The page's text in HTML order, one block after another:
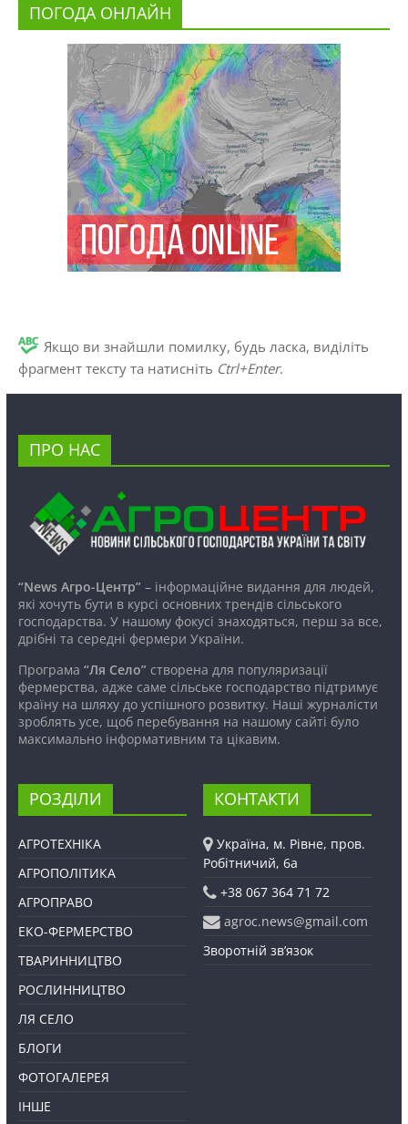
ПОГОДА ОНЛАЙН
Якщо ви знайшли помилку, будь ласка, виділіть
фрагмент тексту та натисніть Ctrl+Enter.
ПРО НАС
“News Агро-Центр”– інформаційне видання для людей,
які хочуть бути в курсі основних трендів сільського
господарства. У нашому фокусі знаходяться, перш за все,
дрібні та середні фермери України.
Програма “Ля Село”створена для популяризації
фермерства, адже саме сільське господарство підтримує
країну на шляху до успішного розвитку. Наші журналісти
зроблять усе, щоб перебування на нашому сайті було
максимально інформативним та цікавим.
РОЗДІЛИ
АГРОТЕХНІКА
АГРОПОЛІТИКА
АГРОПРАВО
ЕКО-ФЕРМЕРСТВО
ТВАРИННИЦТВО
РОСЛИННИЦТВО
ЛЯ СЕЛО
БЛОГИ
ФОТОГАЛЕРЕЯ
ІНШЕ
КОНТАКТИ
Україна, м. Рівне, пров.
Робітничий, 6а
+38 067 364 71 72
agroc.news@gmail.com
Зворотній зв’язок